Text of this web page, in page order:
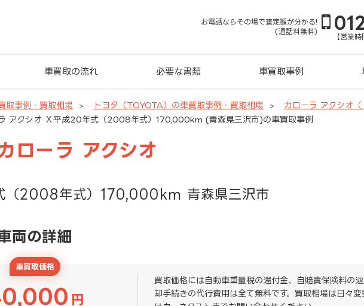
お電話ならその場で査定額が分かる!
(通話料無料)
【営業
車買取の流れ 必要な書類 車買取事例
取事例・買取相場 トヨタ（TOYOTA）の車買取事例・買取相場
カローラ アクシオ
アクシオ Ｘ平成20年式（2008年式）170,000km (青森県三沢市)の車買取事例
ローラ アクシオ
（2008年式）170,000km 青森県三沢市
両の詳細
車買取価格
円
買取価格には自動車重量税の還付金、自賠責保険料の
却手続きの代行費用は全て無料です。買取相場は日々